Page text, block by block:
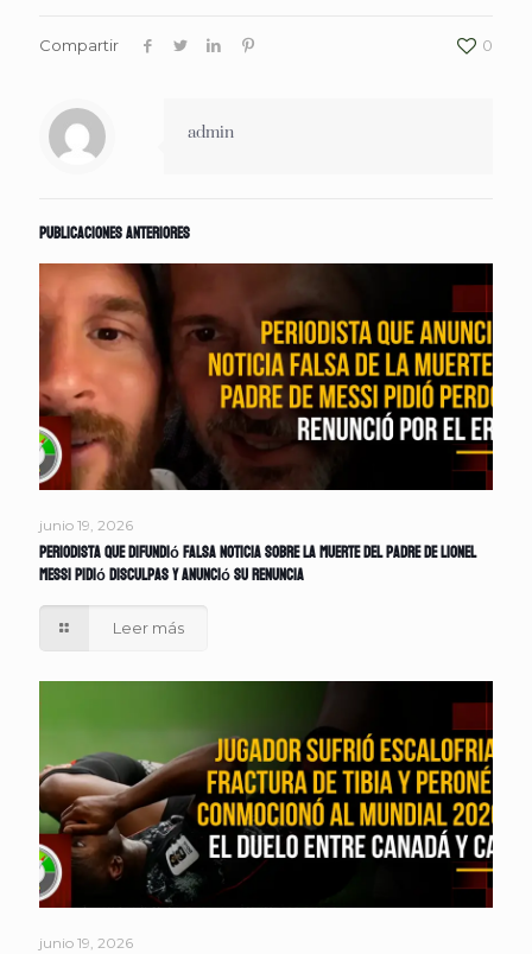
Compartir 0
admin
Publicaciones anteriores
junio 19, 2026
Periodista que difundió falsa noticia sobre la muerte del padre de Lionel
Messi pidió disculpas y anunció su renuncia
Leer más
junio 19, 2026